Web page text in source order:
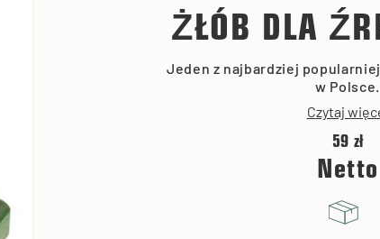
ŻŁÓB DLA
Jeden z najbardziej
w Polsce.
Czytaj
59 zł
Netto